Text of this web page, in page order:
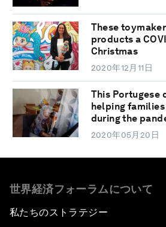
These
products a
Christmas
2020年12月11日
This Portugese
helping
during the
2020年05月20日
世界経済フォーラムについて
私たちのストラテジー